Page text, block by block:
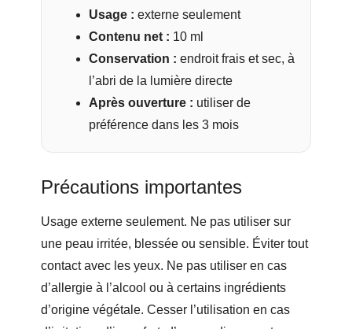
Usage : externe seulement
Contenu net : 10 ml
Conservation : endroit frais et sec, à
l’abri de la lumière directe
Après ouverture : utiliser de
préférence dans les 3 mois
Précautions importantes
Usage externe seulement. Ne pas utiliser sur
une peau irritée, blessée ou sensible. Éviter tout
contact avec les yeux. Ne pas utiliser en cas
d’allergie à l’alcool ou à certains ingrédients
d’origine végétale. Cesser l’utilisation en cas